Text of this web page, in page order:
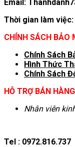
Email:
Thời gian làm
CHÍNH SÁCH BẢO
Chính Sách
Hình Thức
Chính Sách
HỖ TRỢ BÁN
Nhân viên
Tel : 0972.816.737